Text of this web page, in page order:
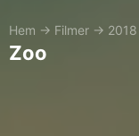
Hem → Filmer → 2018
Zoo